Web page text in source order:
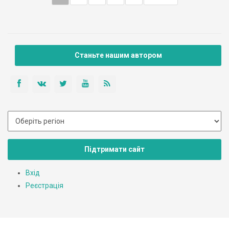
Станьте нашим автором
Підтримати сайт
Вхід
Реєстрація